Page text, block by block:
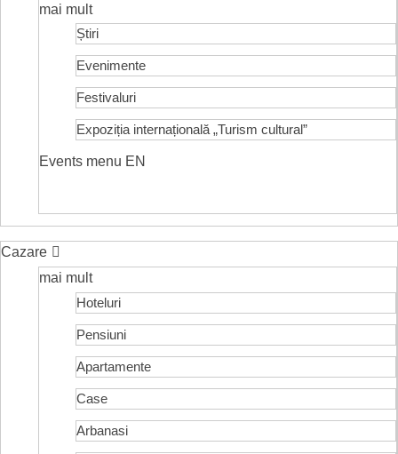
mai mult
Știri
Evenimente
Festivaluri
Expoziția internațională „Turism cultural”
Events menu EN
Cazare
mai mult
Hoteluri
Pensiuni
Apartamente
Case
Arbanasi